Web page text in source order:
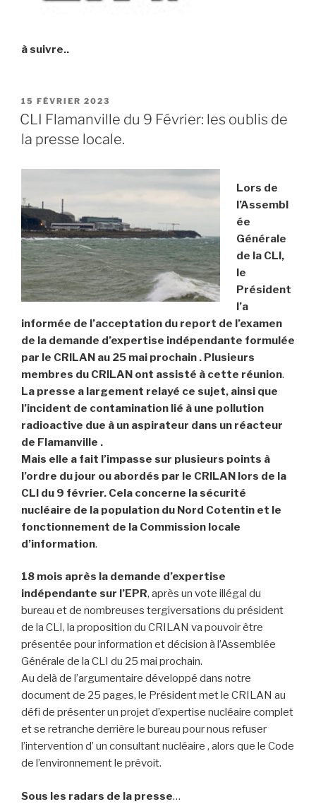
à suivre..
PUBLIÉ
LE
15 FÉVRIER 2023
CLI Flamanville du 9 Février: les oublis de
la presse locale.
Lors de
l’Assembl
ée
Générale
de la CLI,
le
Président
l’a
informée de l’acceptation du report de l’examen
de la demande d’expertise indépendante formulée
par le CRILAN au 25 mai prochain . Plusieurs
membres du CRILAN ont assisté à cette réunion.
La presse a largement relayé ce sujet, ainsi que
l’incident de contamination lié à une pollution
radioactive due à un aspirateur dans un réacteur
de Flamanville .
Mais elle a fait l’impasse sur plusieurs points à
l’ordre du jour ou abordés par le CRILAN lors de la
CLI du 9 février. Cela concerne la sécurité
nucléaire de la population du Nord Cotentin et le
fonctionnement de la Commission locale
d’information.
18 mois après la demande d’expertise
indépendante sur l’EPR, après un vote illégal du
bureau et de nombreuses tergiversations du président
de la CLI, la proposition du CRILAN va pouvoir être
présentée pour information et décision à l’Assemblée
Générale de la CLI du 25 mai prochain.
Au delà de l’argumentaire développé dans notre
document de 25 pages, le Président met le CRILAN au
défi de présenter un projet d’expertise nucléaire complet
et se retranche derrière le bureau pour nous refuser
l’intervention d’ un consultant nucléaire , alors que le Code
de l’environnement le prévoit.
Sous les radars de la presse…